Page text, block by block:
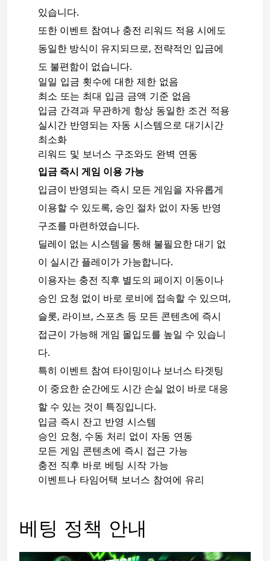
있습니다.
또한 이벤트 참여나 충전 리워드 적용 시에도
동일한 방식이 유지되므로, 전략적인 입금에
도 불편함이 없습니다.
일일 입금 횟수에 대한 제한 없음
최소 또는 최대 입금 금액 기준 없음
입금 간격과 무관하게 항상 동일한 조건 적용
실시간 반영되는 자동 시스템으로 대기시간
최소화
리워드 및 보너스 구조와도 완벽 연동
입금 즉시 게임 이용 가능
입금이 반영되는 즉시 모든 게임을 자유롭게
이용할 수 있도록, 승인 절차 없이 자동 반영
구조를 마련하였습니다.
딜레이 없는 시스템을 통해 불필요한 대기 없
이 실시간 플레이가 가능합니다.
이용자는 충전 직후 별도의 페이지 이동이나
승인 요청 없이 바로 로비에 접속할 수 있으며,
슬롯, 라이브, 스포츠 등 모든 콘텐츠에 즉시
접근이 가능해 게임 몰입도를 높일 수 있습니
다.
특히 이벤트 참여 타이밍이나 보너스 타겟팅
이 중요한 순간에도 시간 손실 없이 바로 대응
할 수 있는 것이 특징입니다.
입금 즉시 잔고 반영 시스템
승인 요청, 수동 처리 없이 자동 연동
모든 게임 콘텐츠에 즉시 접근 가능
충전 직후 바로 베팅 시작 가능
이벤트나 타임어택 보너스 참여에 유리
베팅 정책 안내